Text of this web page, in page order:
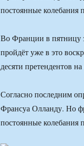
постоянные колебания
Во Франции в пятницу
пройдёт уже в это
десяти претендентов
Согласно последним
Франсуа Олланду. Но
постоянные колебания